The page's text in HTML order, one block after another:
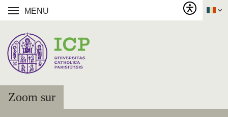
MENU
Zoom sur